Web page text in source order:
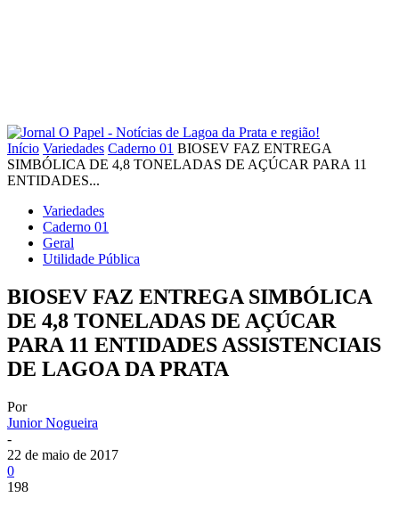
Início Variedades Caderno 01 BIOSEV FAZ ENTREGA
SIMBÓLICA DE 4,8 TONELADAS DE AÇÚCAR PARA 11
ENTIDADES...
Variedades
Caderno 01
Geral
Utilidade Pública
BIOSEV FAZ ENTREGA SIMBÓLICA
DE 4,8 TONELADAS DE AÇÚCAR
PARA 11 ENTIDADES ASSISTENCIAIS
DE LAGOA DA PRATA
Por
Junior Nogueira
-
22 de maio de 2017
0
198